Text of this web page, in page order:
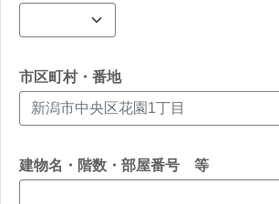
市区町村・番地
建物名・階数・部屋番号 等